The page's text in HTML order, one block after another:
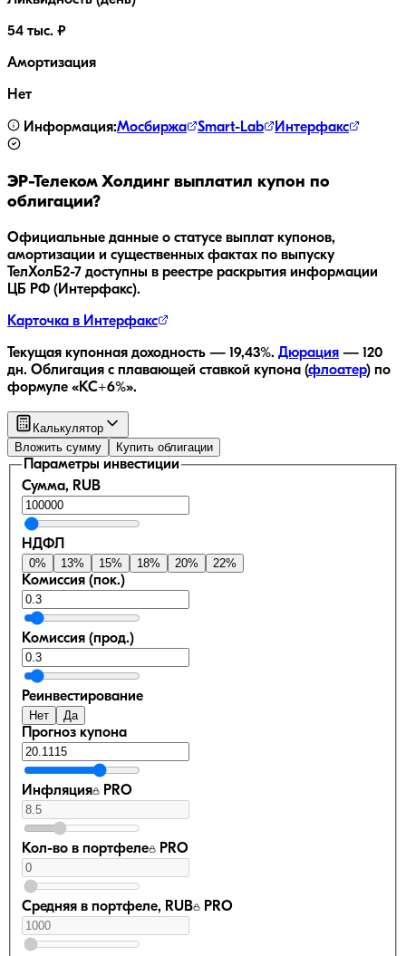
54 тыс. ₽
Амортизация
Нет
Информация:Мосбиржа Smart-Lab Интерфакс
ЭР-Телеком Холдинг выплатил купон по
облигации?
Официальные данные о статусе выплат купонов,
амортизации и существенных фактах по выпуску
ТелХолБ2-7 доступны в реестре раскрытия информации
ЦБ РФ (Интерфакс).
Карточка в Интерфакс
Текущая купонная доходность — 19,43%. Дюрация — 120
дн. Облигация с плавающей ставкой купона (флоатер) по
формуле «КС+6%».
Калькулятор
Вложить сумму
Купить облигации
Параметры инвестиции
Сумма, RUB
НДФЛ
0% 13% 15% 18% 20% 22%
Комиссия (пок.)
Комиссия (прод.)
Реинвестирование
Нет Да
Прогноз купона
Инфляция PRO
Кол-во в портфеле PRO
Средняя в портфеле, RUB PRO